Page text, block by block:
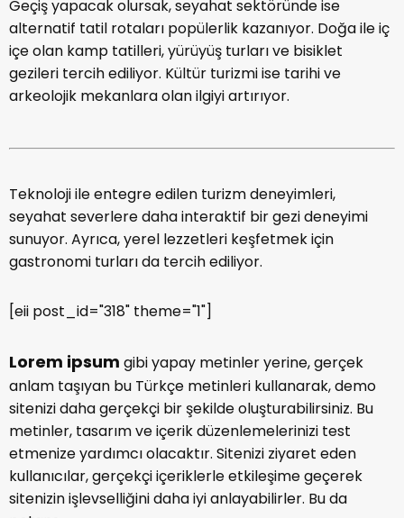
Geçiş yapacak olursak, seyahat sektöründe ise
alternatif tatil rotaları popülerlik kazanıyor. Doğa ile iç
içe olan kamp tatilleri, yürüyüş turları ve bisiklet
gezileri tercih ediliyor. Kültür turizmi ise tarihi ve
arkeolojik mekanlara olan ilgiyi artırıyor.
Teknoloji ile entegre edilen turizm deneyimleri,
seyahat severlere daha interaktif bir gezi deneyimi
sunuyor. Ayrıca, yerel lezzetleri keşfetmek için
gastronomi turları da tercih ediliyor.
[eii post_id="318" theme="1"]
Lorem ipsum gibi yapay metinler yerine, gerçek
anlam taşıyan bu Türkçe metinleri kullanarak, demo
sitenizi daha gerçekçi bir şekilde oluşturabilirsiniz. Bu
metinler, tasarım ve içerik düzenlemelerinizi test
etmenize yardımcı olacaktır. Sitenizi ziyaret eden
kullanıcılar, gerçekçi içeriklerle etkileşime geçerek
sitenizin işlevselliğini daha iyi anlayabilirler. Bu da